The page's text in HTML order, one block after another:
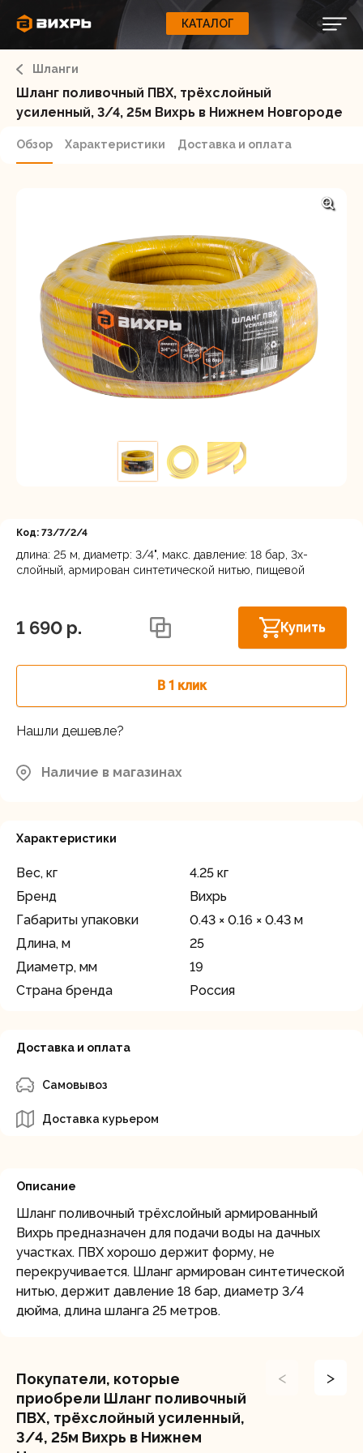
КАТАЛОГ
КАТАЛОГ
О бренде
Блог
Свернуть
ЭЛЕКТРОИНСТРУМЕНТЫ
ИНСТРУМЕНТ
СЕЛЬХОЗТЕХНИКА
ОБОРУДОВАНИЕ
Шланги
Шланг поливочный ПВХ, трёхслойный
усиленный, 3/4, 25м Вихрь в Нижнем Новгороде
Обзор Характеристики Доставка и оплата
Код: 73/7/2/4
длина: 25 м, диаметр: 3/4", макс. давление: 18 бар, 3х-
слойный, армирован синтетической нитью, пищевой
1 690 p. Купить
В 1 клик
Нашли дешевле?
Наличие в магазинах
Характеристики
Вес, кг
4.25 кг
Бренд
Вихрь
Габариты упаковки
0.43 × 0.16 × 0.43 м
Длина, м
25
Диаметр, мм
19
Страна бренда
Россия
Доставка и оплата
Самовывоз
Доставка курьером
Описание
Шланг поливочный трёхслойный армированный
Вихрь предназначен для подачи воды на дачных
участках. ПВХ хорошо держит форму, не
перекручивается. Шланг армирован синтетической
нитью, держит давление 18 бар, диаметр 3/4
дюйма, длина шланга 25 метров.
Покупатели, которые
приобрели Шланг поливочный
ПВХ, трёхслойный усиленный,
3/4, 25м Вихрь в Нижнем
< >
Забыли пароль?
Регистрация
ВАШ ЗАКАЗ
Корзина